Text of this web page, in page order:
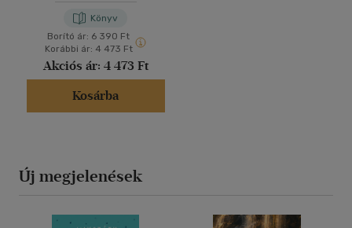
Könyv
Borító ár: 6 390 Ft
Korábbi ár: 4 473 Ft
Akciós ár: 4 473 Ft
Kosárba
Új megjelenések